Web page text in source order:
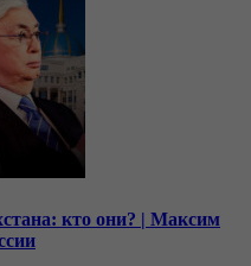
кто они? | Максим